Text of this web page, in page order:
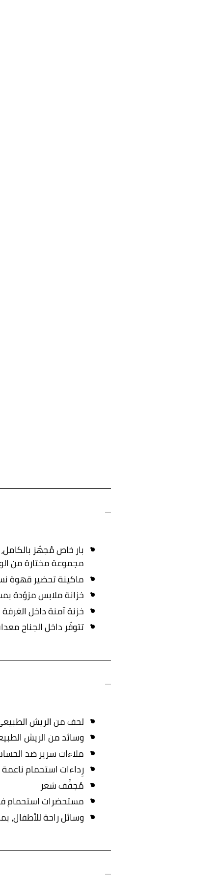
بار خاص مُجهّز بالكامل،
مجموعة مختارة من
ماكينة تحضير قهوة
خزانة ملابس مزوّدة
خزنة آمنة داخل الغرفة
تتوفّر داخل الجناح
لحف من الريش
وسائد من الريش
ملاءات سرير ضد
رِداءات استحمام
مُجفِّف شعر
مستحضرات استحمام
وسائل راحة للأطفال،